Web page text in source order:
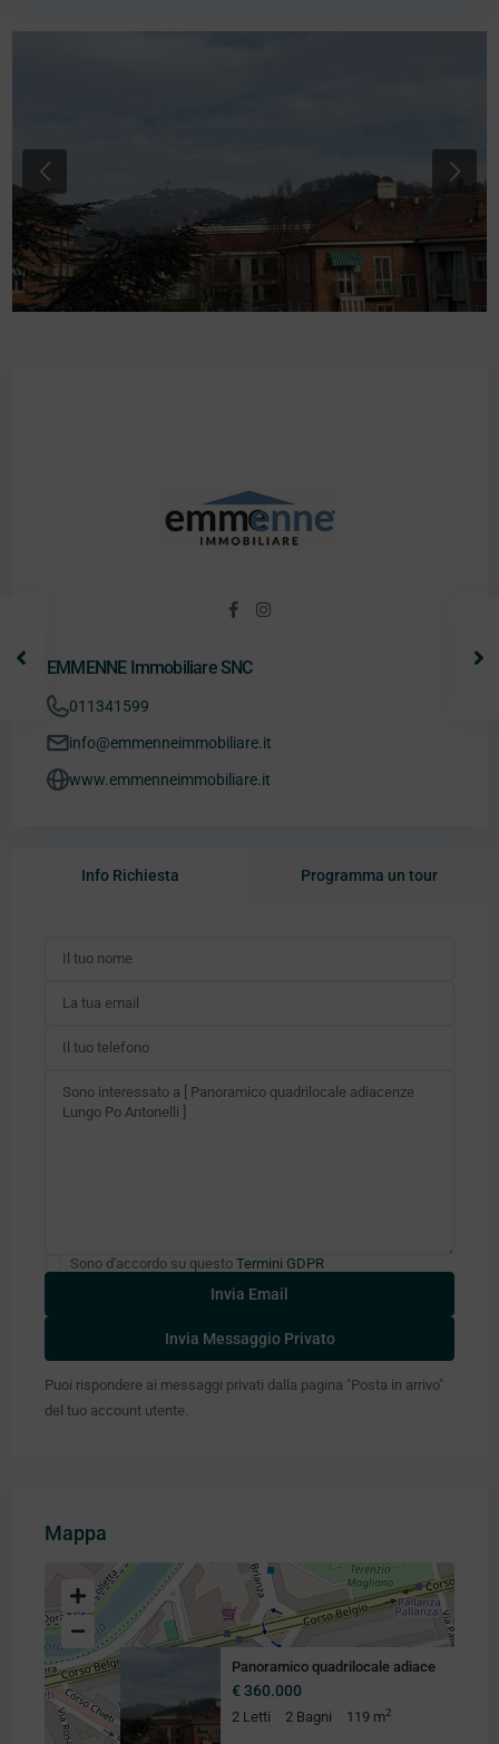
Previous Next
EMMENNE Immobiliare SNC
011341599
info@emmenneimmobiliare.it
www.emmenneimmobiliare.it
Info Richiesta Programma un tour
Sono d'accordo su questo Termini GDPR
Puoi rispondere ai messaggi privati ​​dalla pagina "Posta in arrivo"
del tuo account utente.
Mappa
Panoramico quadrilocale adiace
€ 360.000
2 Letti 2 Bagni 119 m2